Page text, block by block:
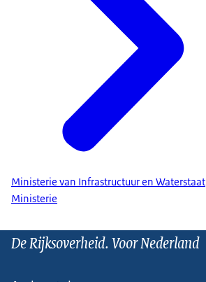
Ministerie van Infrastructuur en Waterstaat
Ministerie
De Rijksoverheid. Voor Nederland